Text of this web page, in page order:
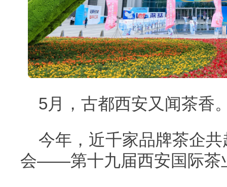
5月，古都西安又闻茶香
今年，近千家品牌茶企
会——第十九届西安国际茶